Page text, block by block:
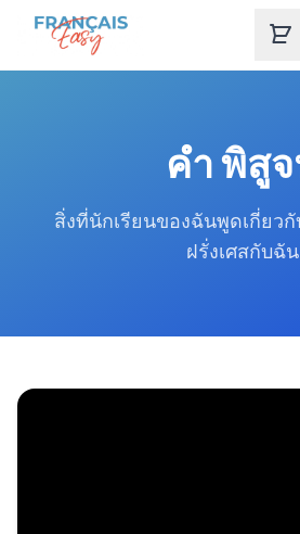
Skip to content
คํา พิสู
สิ่งที่นักเรียนของฉันพูดเกี่ยว
ฝรั่งเศสกับฉัน